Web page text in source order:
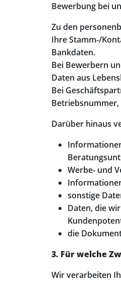
Bewerbung bei
Zu den
Ihre Stamm-/
Bankdaten.
Bei Bewerbern
Daten aus
Bei
Betriebsnummer,
Darüber hinaus
Werbe- und
sonstige
Daten, die
die
3. Für welche
Wir verarbeiten